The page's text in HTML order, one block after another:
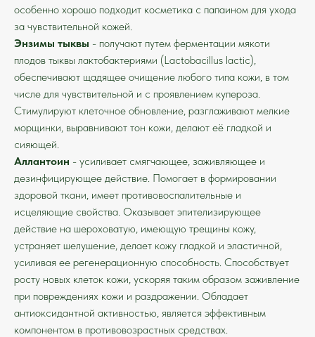
особенно хорошо подходит косметика с папаином для ухода
за чувствительной кожей.
Энзимы тыквы - получают путем ферментации мякоти
плодов тыквы лактобактериями (Lactobacillus lactic),
обеспечивают щадящее очищение любого типа кожи, в том
числе для чувствительной и с проявлением купероза.
Стимулируют клеточное обновление, разглаживают мелкие
морщинки, выравнивают тон кожи, делают её гладкой и
сияющей.
Аллантоин - усиливает смягчающее, заживляющее и
дезинфицирующее действие. Помогает в формировании
здоровой ткани, имеет противовоспалительные и
исцеляющие свойства. Оказывает эпителизирующее
действие на шероховатую, имеющую трещины кожу,
устраняет шелушение, делает кожу гладкой и эластичной,
усиливая ее регенерационную способность. Способствует
росту новых клеток кожи, ускоряя таким образом заживление
при повреждениях кожи и раздражении. Обладает
антиоксидантной активностью, является эффективным
компонентом в противовозрастных средствах.